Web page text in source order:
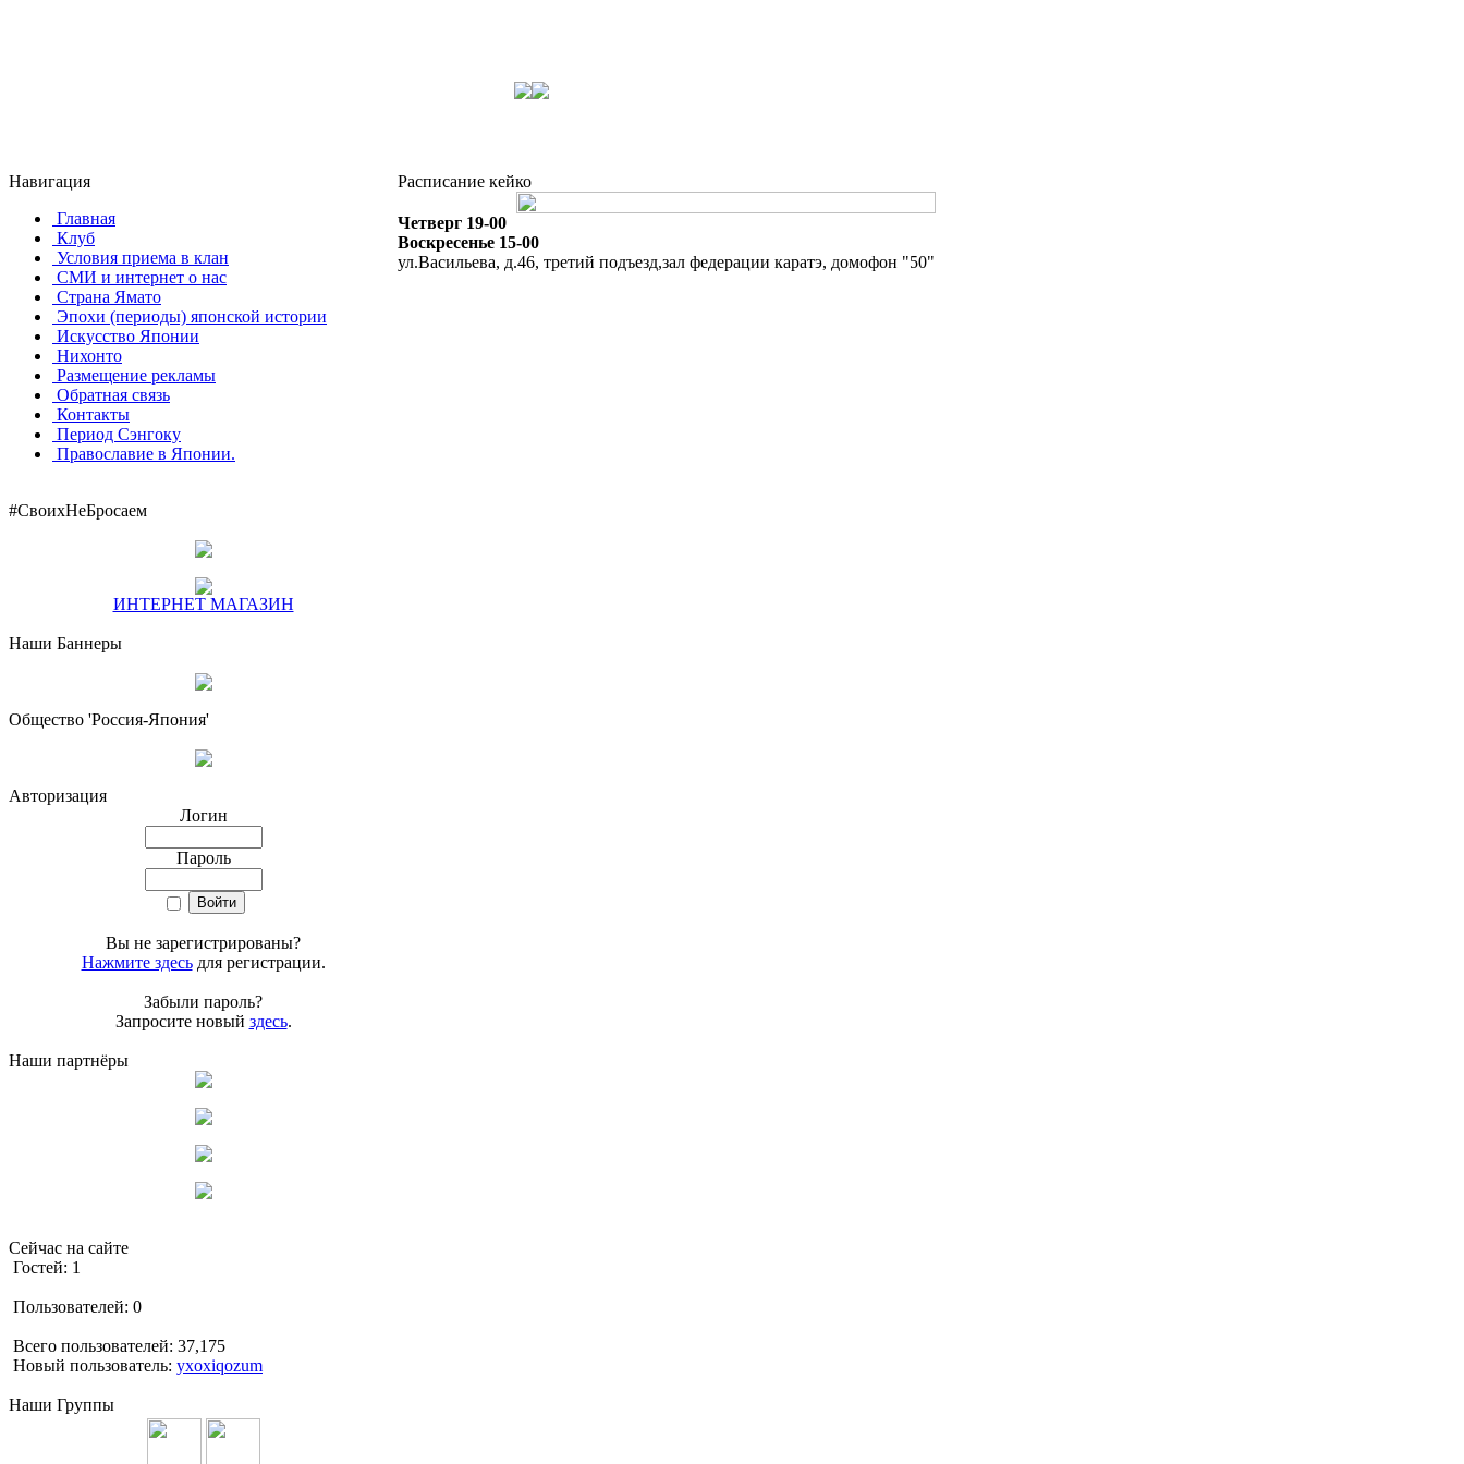
Навигация
Главная
Клуб
Условия приема в клан
СМИ и интернет о нас
Страна Ямато
Эпохи (периоды) японской истории
Искусство Японии
Нихонто
Размещение рекламы
Обратная связь
Контакты
Период Сэнгоку
Православие в Японии.
#СвоихНеБросаем
ИНТЕРНЕТ МАГАЗИН
Наши Баннеры
Общество 'Россия-Япония'
Авторизация
Логин
Пароль
Вы не зарегистрированы?
Нажмите здесьдля регистрации.
Забыли пароль?
Запросите новый здесь.
Наши партнёры
Сейчас на сайте
Гостей: 1
Пользователей: 0
Всего пользователей: 37,175
Новый пользователь: yxoxiqozum
Наши Группы
Расписание кейко
Четверг 19-00
Воскресенье 15-00
ул.Васильева, д.46, третий подъезд,зал федерации каратэ, домофон "50"